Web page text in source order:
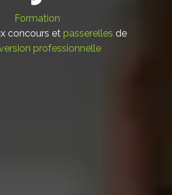
Formation
concours et passerelles de
professionnelle